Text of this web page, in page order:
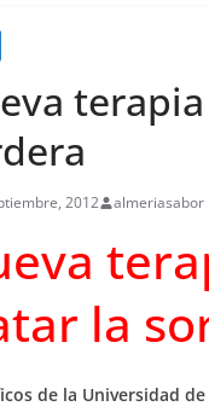
2012 almeriasabor
la
de la Universidad